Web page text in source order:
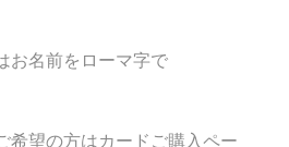
お名前をローマ字で
希望の方はカードご購入ペー